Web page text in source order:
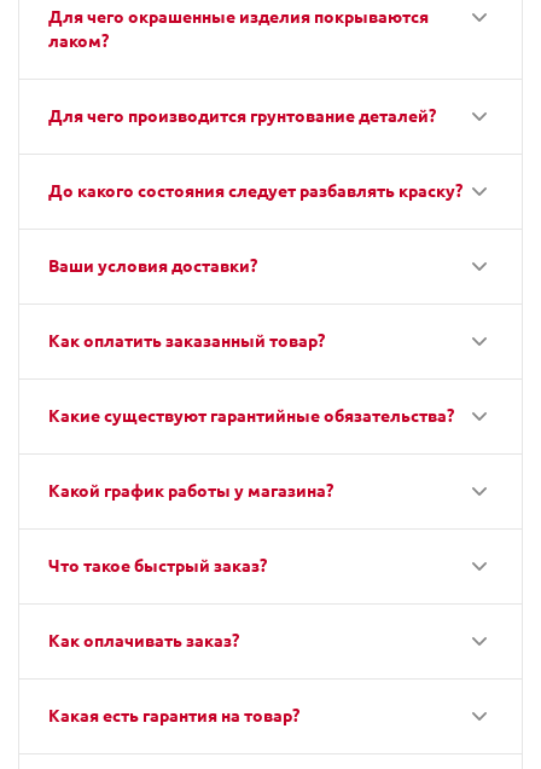
Для чего окрашенные изделия покрываются
лаком?
Для чего производится грунтование деталей?
До какого состояния следует разбавлять краску?
Ваши условия доставки?
Как оплатить заказанный товар?
Какие существуют гарантийные обязательства?
Какой график работы у магазина?
Что такое быстрый заказ?
Как оплачивать заказ?
Какая есть гарантия на товар?